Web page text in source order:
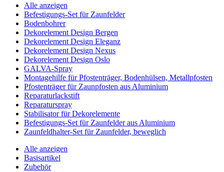
Alle anzeigen
Befestigungs-Set für Zaunfelder
Bodenbohrer
Dekorelement Design Bergen
Dekorelement Design Eleganz
Dekorelement Design Nexus
Dekorelement Design Oslo
GALVA-Spray
Montagehilfe für Pfostenträger, Bodenhülsen, Metallpfosten
Pfostenträger für Zaunpfosten aus Aluminium
Reparaturlackstift
Reparaturspray
Stabilisator für Dekorelemente
Befestigungs-Set für Zaunfelder aus Aluminium
Zaunfeldhalter-Set für Zaunfelder, beweglich
Alle anzeigen
Basisartikel
Zubehör